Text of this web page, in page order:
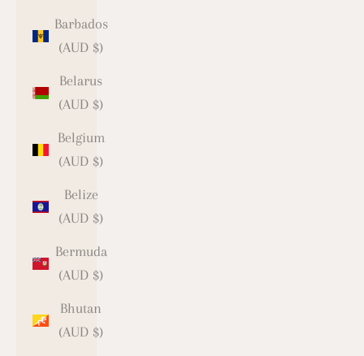
Barbados
(AUD $)
Belarus
(AUD $)
Belgium
(AUD $)
Belize
(AUD $)
Bermuda
(AUD $)
Bhutan
(AUD $)